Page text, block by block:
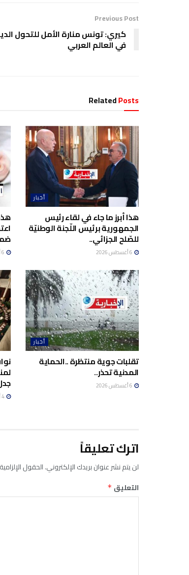
Previous Post
كيري: تونس منارة الأمل للتحول
في العالم العربي
RelatedPosts
أخبار
هذا أبرز ما جاء في لقاء رئيس
الجمهورية برئيس اللّجنة الوطنيّة
للصّلح الجزائي..
أخبار
تقلبات جوية منتظرة ..الحماية
المدنية تحذر..
اترك تعليقاً
لن يتم نشر عنوان بريدك الإلكتروني.الحقول
التعليق *